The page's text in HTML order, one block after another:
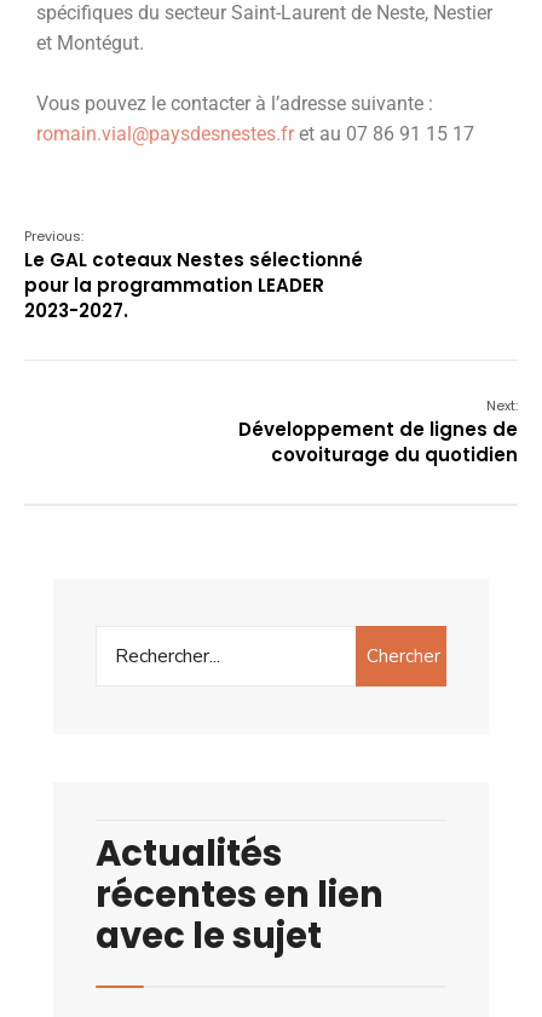
spécifiques du secteur Saint-Laurent de Neste, Nestier
et Montégut.
Vous pouvez le contacter à l’adresse suivante :
romain.vial@paysdesnestes.fret au 07 86 91 15 17
Previous:
Le GAL coteaux Nestes sélectionné
pour la programmation LEADER
2023-2027.
Next:
Développement de lignes de
covoiturage du quotidien
Chercher
Actualités
récentes en lien
avec le sujet